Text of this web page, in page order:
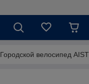
Городской велосипед